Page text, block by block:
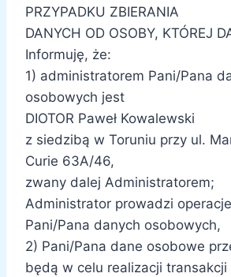
PRZYPADKU ZBIERANIA
DANYCH OD OSOBY, KTÓREJ
Informuję, że:
1) administratorem Pani/Pana
osobowych jest
DIOTOR Paweł Kowalewski
z siedzibą w Toruniu przy ul.
Curie 63A/46,
zwany dalej Administratorem;
Administrator prowadzi
Pani/Pana danych osobowych,
2) Pani/Pana dane osobowe
będą w celu realizacji